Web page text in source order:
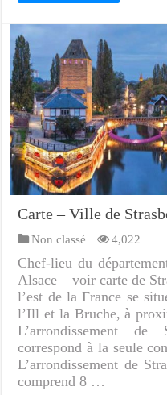
Carte – Ville de
Non classé 4,022
Chef-lieu du
Alsace – voir carte de
l’est de la France se
l’Ill et la Bruche, à
L’arrondissement
correspond à la seule
L’arrondissement de
comprend 8 …